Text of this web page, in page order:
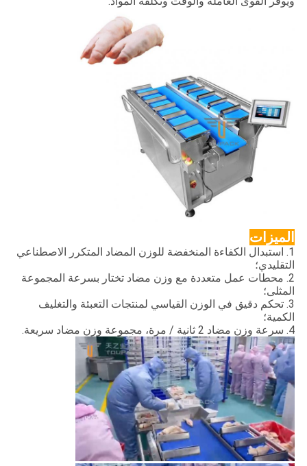
الميزات
1. استبدال الكفاءة المنخفضة للوزن المضاد المتكرر الاصطناعي
التقليدي؛
2. محطات عمل متعددة مع وزن مضاد تختار بسرعة المجموعة
المثلى؛
3. تحكم دقيق في الوزن القياسي لمنتجات التعبئة والتغليف
الكمية؛
4. سرعة وزن مضاد 2 ثانية / مرة، مجموعة وزن مضاد سريعة.